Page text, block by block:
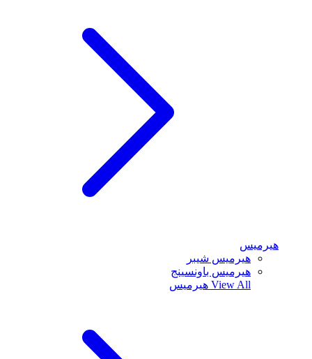
هيرميس
هيرميس شيبر
هيرميس باونسينج
View All هيرميس